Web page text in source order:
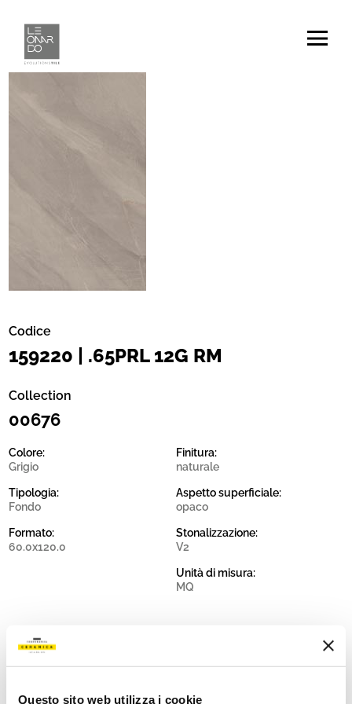
Questo sito web utilizza i cookie
Codice
159220 | .65PRL 12G RM
Collection
00676
Colore:
Grigio
Tipologia:
Fondo
Formato:
60.0x120.0
Finitura:
naturale
Aspetto superficiale:
opaco
Stonalizzazione:
V2
Unità di misura:
MQ